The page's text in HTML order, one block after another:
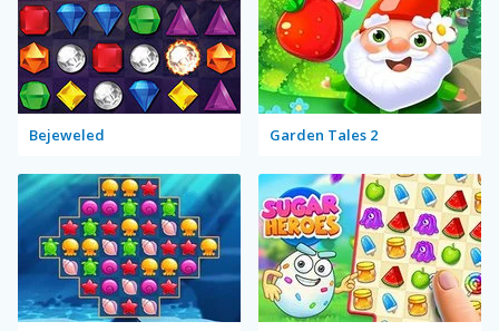
Bejeweled Garden Tales 2